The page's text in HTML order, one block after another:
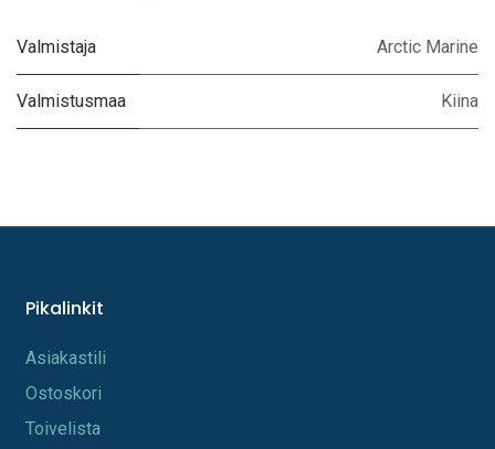
Valmistaja Arctic Marine
Valmistusmaa Kiina
Pikalinkit
A​s​iakastili
Os​toskori
Toi​velista